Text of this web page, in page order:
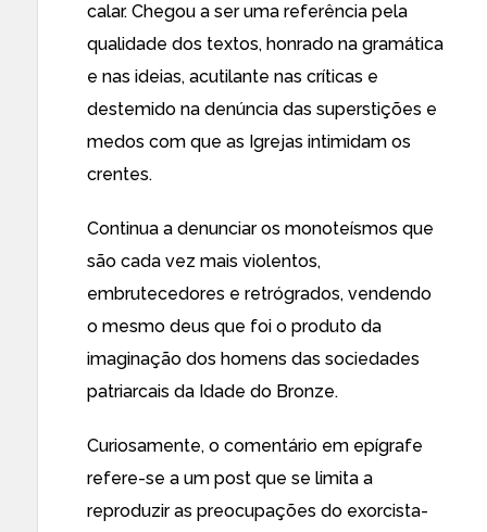
calar. Chegou a ser uma referência pela
qualidade dos textos, honrado na gramática
e nas ideias, acutilante nas críticas e
destemido na denúncia das superstições e
medos com que as Igrejas intimidam os
crentes.
Continua a denunciar os monoteísmos que
são cada vez mais violentos,
embrutecedores e retrógrados, vendendo
o mesmo deus que foi o produto da
imaginação dos homens das sociedades
patriarcais da Idade do Bronze.
Curiosamente, o comentário em epígrafe
refere-se a um post que se limita a
reproduzir as preocupações do exorcista-